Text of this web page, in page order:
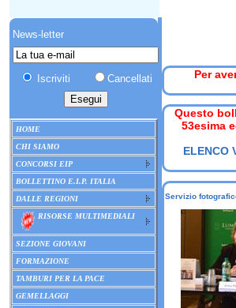
News-letter
Iscriviti Cancellati
HOME
CHI SIAMO
CONCORSI EIP
BOLLETTINO E.I.P. ITALIA
DALLE REGIONI
RISORSE MULTIMEDIALI
SEZIONE GIOVANI
FORMAZIONE
TAMBURI PER LA PACE
GEMELLAGGI
Per
Questo
53esima
ELENCO
Servizio